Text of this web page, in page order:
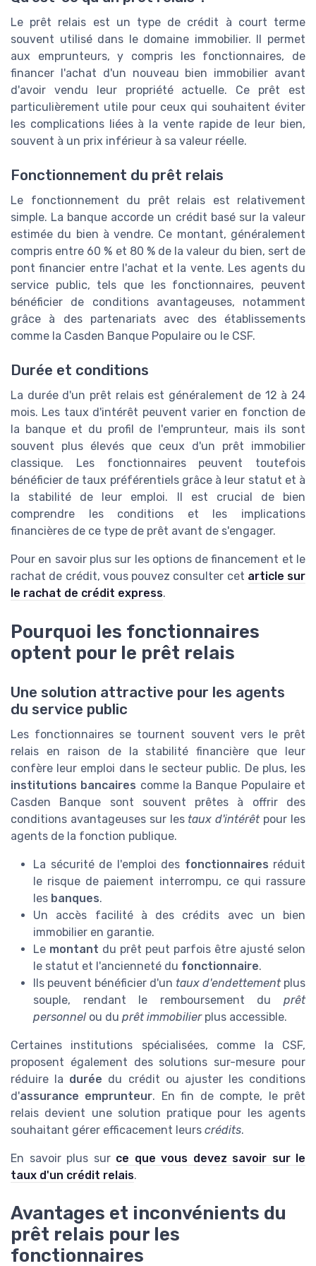
Le prêt relais est un type de crédit à court terme
souvent utilisé dans le domaine immobilier. Il permet
aux emprunteurs, y compris les fonctionnaires, de
financer l'achat d'un nouveau bien immobilier avant
d'avoir vendu leur propriété actuelle. Ce prêt est
particulièrement utile pour ceux qui souhaitent éviter
les complications liées à la vente rapide de leur bien,
souvent à un prix inférieur à sa valeur réelle.
Fonctionnement du prêt relais
Le fonctionnement du prêt relais est relativement
simple. La banque accorde un crédit basé sur la valeur
estimée du bien à vendre. Ce montant, généralement
compris entre 60 % et 80 % de la valeur du bien, sert de
pont financier entre l'achat et la vente. Les agents du
service public, tels que les fonctionnaires, peuvent
bénéficier de conditions avantageuses, notamment
grâce à des partenariats avec des établissements
comme la Casden Banque Populaire ou le CSF.
Durée et conditions
La durée d'un prêt relais est généralement de 12 à 24
mois. Les taux d'intérêt peuvent varier en fonction de
la banque et du profil de l'emprunteur, mais ils sont
souvent plus élevés que ceux d'un prêt immobilier
classique. Les fonctionnaires peuvent toutefois
bénéficier de taux préférentiels grâce à leur statut et à
la stabilité de leur emploi. Il est crucial de bien
comprendre les conditions et les implications
financières de ce type de prêt avant de s'engager.
Pour en savoir plus sur les options de financement et le
rachat de crédit, vous pouvez consulter cet article sur
le rachat de crédit express.
Pourquoi les fonctionnaires
optent pour le prêt relais
Une solution attractive pour les agents
du service public
Les fonctionnaires se tournent souvent vers le prêt
relais en raison de la stabilité financière que leur
confère leur emploi dans le secteur public. De plus, les
institutions bancaires comme la Banque Populaire et
Casden Banque sont souvent prêtes à offrir des
conditions avantageuses sur les taux d'intérêtpour les
agents de la fonction publique.
La sécurité de l'emploi des fonctionnaires réduit
le risque de paiement interrompu, ce qui rassure
les banques.
Un accès facilité à des crédits avec un bien
immobilier en garantie.
Le montant du prêt peut parfois être ajusté selon
le statut et l'ancienneté du fonctionnaire.
Ils peuvent bénéficier d'un taux d'endettementplus
souple, rendant le remboursement du prêt
personnel ou du prêt immobilierplus accessible.
Certaines institutions spécialisées, comme la CSF,
proposent également des solutions sur-mesure pour
réduire la durée du crédit ou ajuster les conditions
d'assurance emprunteur. En fin de compte, le prêt
relais devient une solution pratique pour les agents
souhaitant gérer efficacement leurs crédits.
En savoir plus sur ce que vous devez savoir sur le
taux d'un crédit relais.
Avantages et inconvénients du
prêt relais pour les
fonctionnaires